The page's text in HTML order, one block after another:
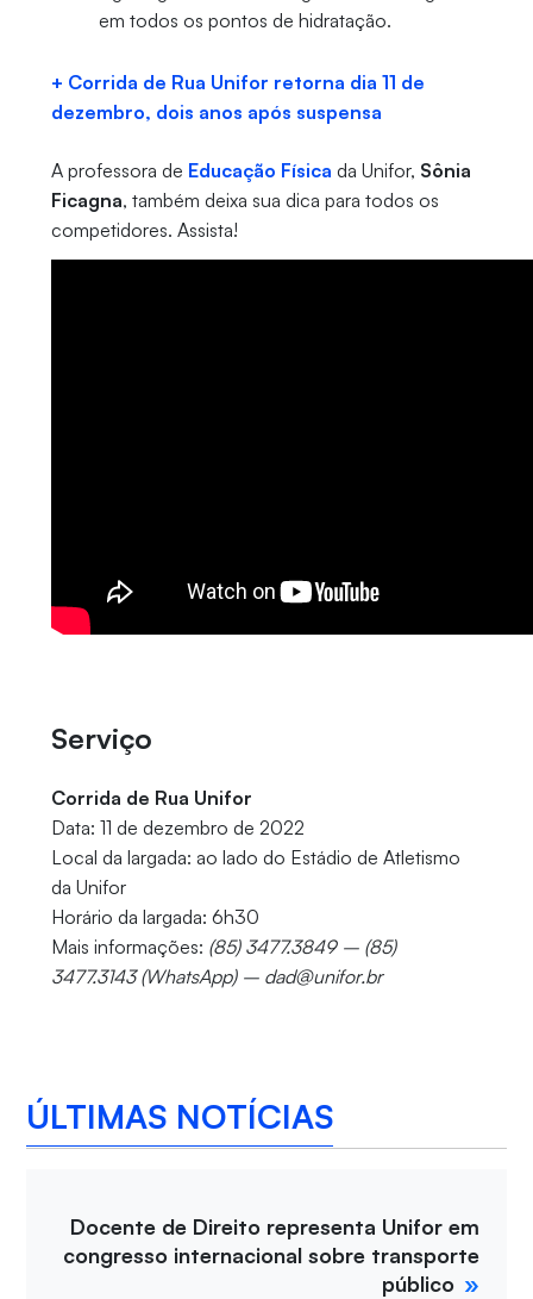
em todos os pontos de hidratação.
+ Corrida de Rua Unifor retorna dia 11 de
dezembro, dois anos após suspensa
A professora de Educação Física da Unifor, Sônia
Ficagna, também deixa sua dica para todos os
competidores. Assista!
Serviço
Corrida de Rua Unifor
Data: 11 de dezembro de 2022
Local da largada: ao lado do Estádio de Atletismo
da Unifor
Horário da largada: 6h30
Mais informações: (85) 3477.3849 – (85)
3477.3143 (WhatsApp) – dad@unifor.br
ÚLTIMAS NOTÍCIAS
Docente de Direito representa Unifor em
congresso internacional sobre transporte
público